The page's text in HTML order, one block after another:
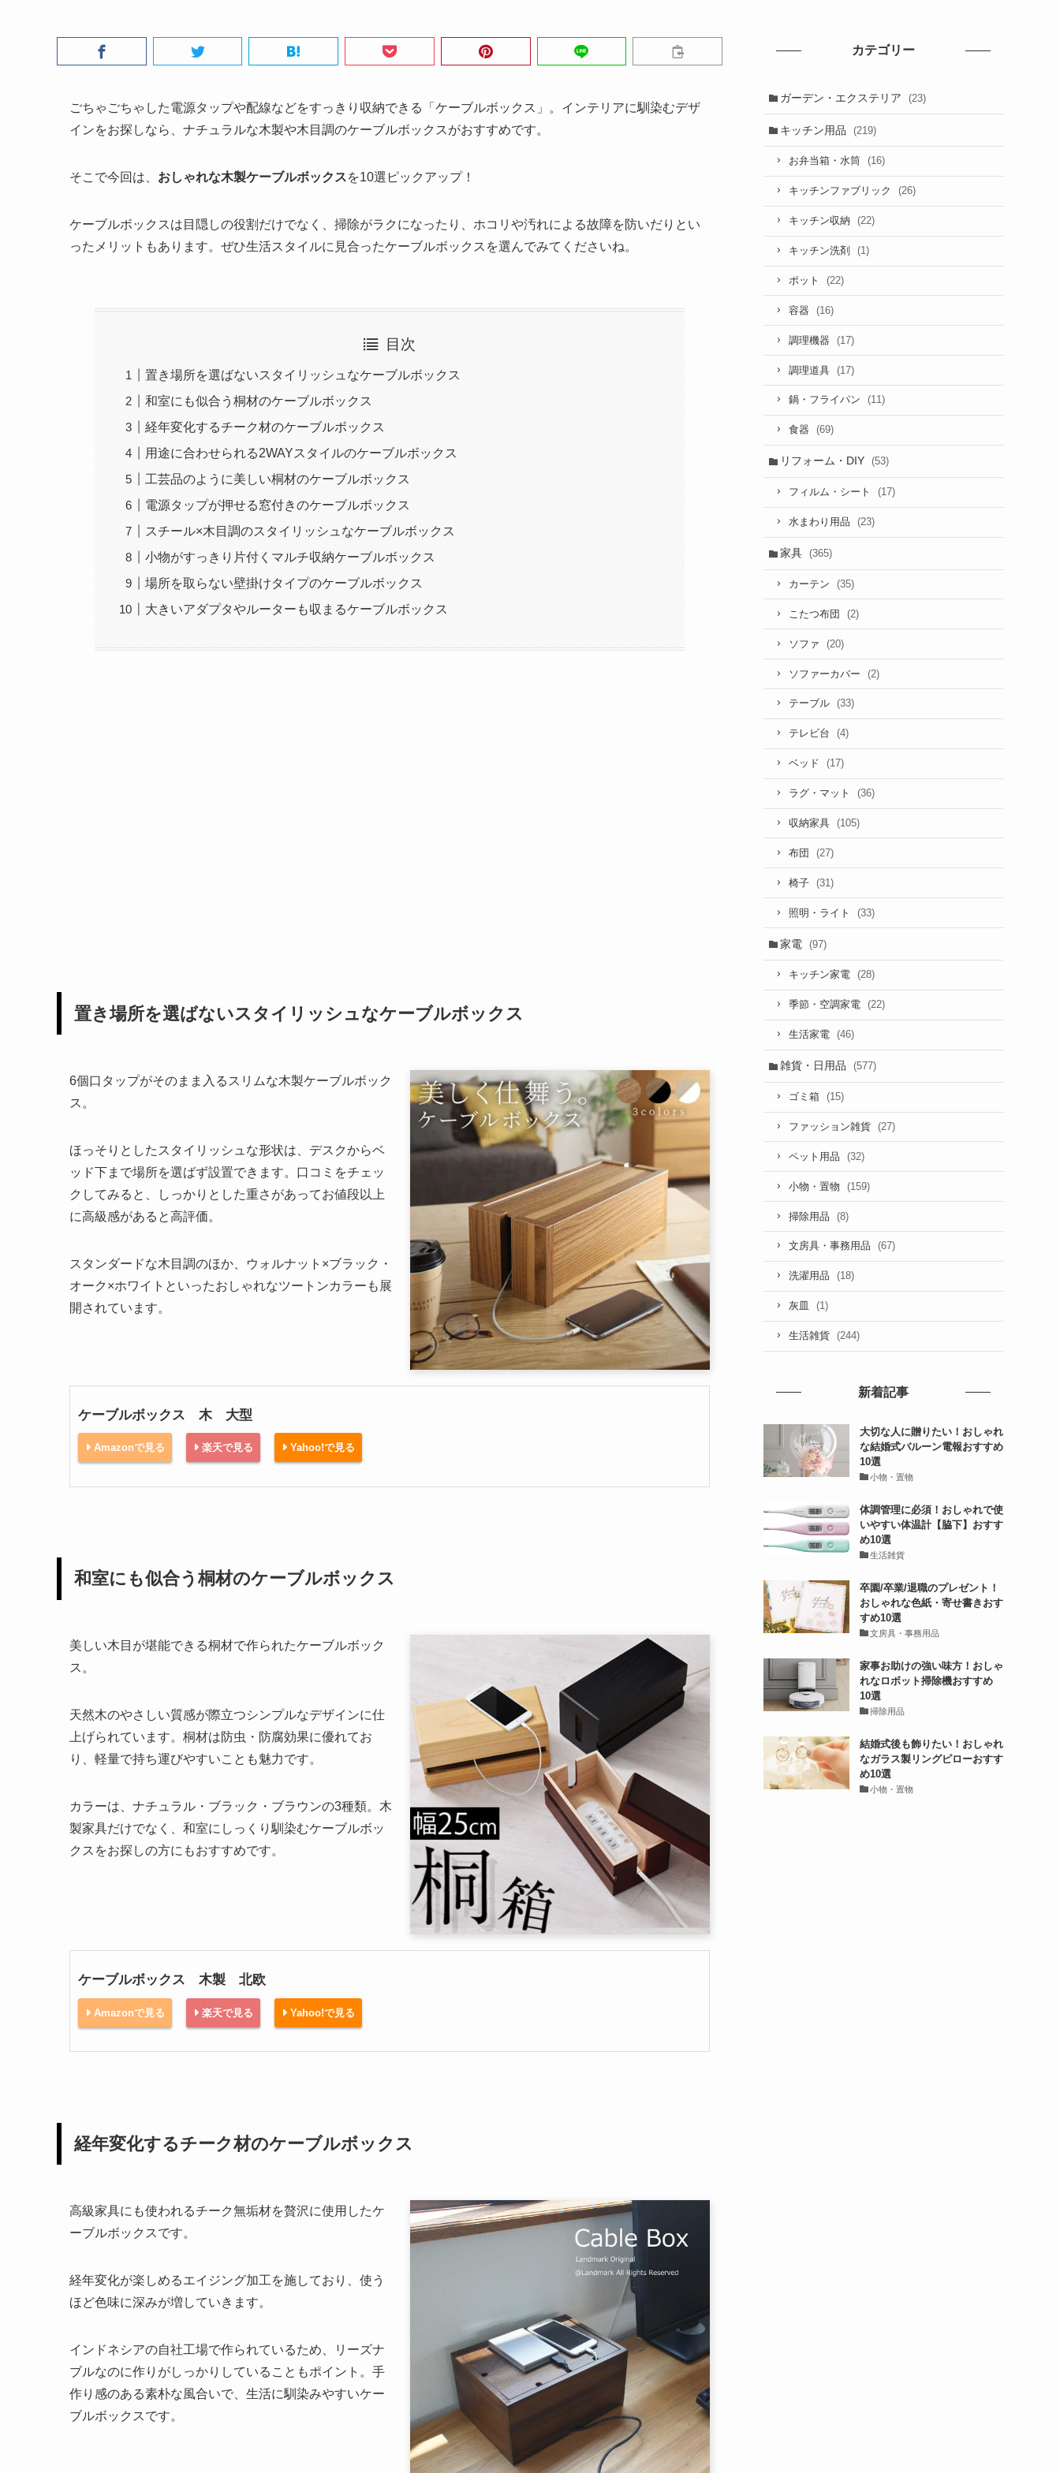
ごちゃごちゃした電源タップや配線などをすっきり収納できる「ケーブルボックス」。インテリアに馴染むデザ
インをお探しなら、ナチュラルな木製や木目調のケーブルボックスがおすすめです。
そこで今回は、 おしゃれな木製ケーブルボックスを10選ピックアップ！
ケーブルボックスは目隠しの役割だけでなく、掃除がラクになったり、ホコリや汚れによる故障を防いだりとい
ったメリットもあります。ぜひ生活スタイルに見合ったケーブルボックスを選んでみてくださいね。
目次
置き場所を選ばないスタイリッシュなケーブルボックス
和室にも似合う桐材のケーブルボックス
経年変化するチーク材のケーブルボックス
用途に合わせられる2WAYスタイルのケーブルボックス
工芸品のように美しい桐材のケーブルボックス
電源タップが押せる窓付きのケーブルボックス
スチール×木目調のスタイリッシュなケーブルボックス
小物がすっきり片付くマルチ収納ケーブルボックス
場所を取らない壁掛けタイプのケーブルボックス
大きいアダプタやルーターも収まるケーブルボックス
置き場所を選ばないスタイリッシュなケーブルボックス
6個口タップがそのまま入るスリムな木製ケーブルボック
ス。
ほっそりとしたスタイリッシュな形状は、デスクからベ
ッド下まで場所を選ばず設置できます。口コミをチェッ
クしてみると、しっかりとした重さがあってお値段以上
に高級感があると高評価。
スタンダードな木目調のほか、ウォルナット×ブラック・
オーク×ホワイトといったおしゃれなツートンカラーも展
開されています。
ケーブルボックス 木 大型
Amazonで見る 楽天で見る Yahoo!で見る
和室にも似合う桐材のケーブルボックス
美しい木目が堪能できる桐材で作られたケーブルボック
ス。
天然木のやさしい質感が際立つシンプルなデザインに仕
上げられています。桐材は防虫・防腐効果に優れてお
り、軽量で持ち運びやすいことも魅力です。
カラーは、ナチュラル・ブラック・ブラウンの3種類。木
製家具だけでなく、和室にしっくり馴染むケーブルボッ
クスをお探しの方にもおすすめです。
ケーブルボックス 木製 北欧
Amazonで見る 楽天で見る Yahoo!で見る
経年変化するチーク材のケーブルボックス
高級家具にも使われるチーク無垢材を贅沢に使用したケ
ーブルボックスです。
経年変化が楽しめるエイジング加工を施しており、使う
ほど色味に深みが増していきます。
インドネシアの自社工場で作られているため、リーズナ
ブルなのに作りがしっかりしていることもポイント。手
作り感のある素朴な風合いで、生活に馴染みやすいケー
ブルボックスです。
カテゴリー
ガーデン・エクステリア (23)
キッチン用品 (219)
お弁当箱・水筒 (16)
キッチンファブリック (26)
キッチン収納 (22)
キッチン洗剤 (1)
ポット (22)
容器 (16)
調理機器 (17)
調理道具 (17)
鍋・フライパン (11)
食器 (69)
リフォーム・DIY (53)
フィルム・シート (17)
水まわり用品 (23)
家具 (365)
カーテン (35)
こたつ布団 (2)
ソファ (20)
ソファーカバー (2)
テーブル (33)
テレビ台 (4)
ベッド (17)
ラグ・マット (36)
収納家具 (105)
布団 (27)
椅子 (31)
照明・ライト (33)
家電 (97)
キッチン家電 (28)
季節・空調家電 (22)
生活家電 (46)
雑貨・日用品 (577)
ゴミ箱 (15)
ファッション雑貨 (27)
ペット用品 (32)
小物・置物 (159)
掃除用品 (8)
文房具・事務用品 (67)
洗濯用品 (18)
灰皿 (1)
生活雑貨 (244)
新着記事
大切な人に贈りたい！おしゃれ
な結婚式バルーン電報おすすめ
10選
小物・置物
体調管理に必須！おしゃれで使
いやすい体温計【脇下】おすす
め10選
生活雑貨
卒園/卒業/退職のプレゼント！
おしゃれな色紙・寄せ書きおす
すめ10選
文房具・事務用品
家事お助けの強い味方！おしゃ
れなロボット掃除機おすすめ
10選
掃除用品
結婚式後も飾りたい！おしゃれ
なガラス製リングピローおすす
め10選
小物・置物